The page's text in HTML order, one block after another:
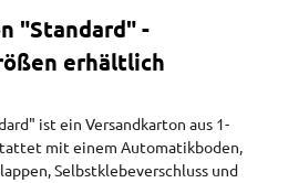
"Standard" -
erhältlich
ist ein Versandkarton aus 1-
mit einem Automatikboden,
Selbstklebeverschluss und